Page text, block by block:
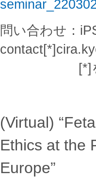
問い合わせ：
[*]を@に
(Virtual)
Ethics at the
Europe”